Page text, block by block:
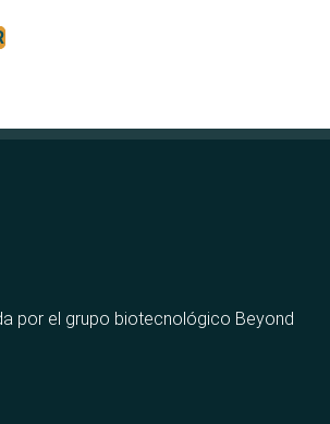
por el grupo biotecnológico Beyond